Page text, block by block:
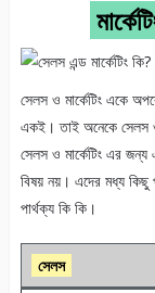
সেলস ও মার্কেটিং একে
একই। তাই অনেকে সেলস ও
সেলস ও মার্কেটিং এর
বিষয় নয়। এদের মধ্য কিছু
পার্থক্য কি কি।
সেলস